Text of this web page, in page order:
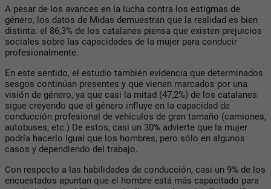
A pesar de los avances en la lucha contra los estigmas de
género, los datos de Midas demuestran que la realidad es bien
distinta: el 86,3% de los catalanes piensa que existen prejuicios
sociales sobre las capacidades de la mujer para conducir
profesionalmente.
En este sentido, el estudio también evidencia que determinados
sesgos continúan presentes y que vienen marcados por una
visión de género, ya que casi la mitad (47,2%) de los catalanes
sigue creyendo que el género influye en la capacidad de
conducción profesional de vehículos de gran tamaño (camiones,
autobuses, etc.) De estos, casi un 30% advierte que la mujer
podría hacerlo igual que los hombres, pero sólo en algunos
casos y dependiendo del trabajo.
Con respecto a las habilidades de conducción, casi un 9% de los
encuestados apuntan que el hombre está más capacitado para